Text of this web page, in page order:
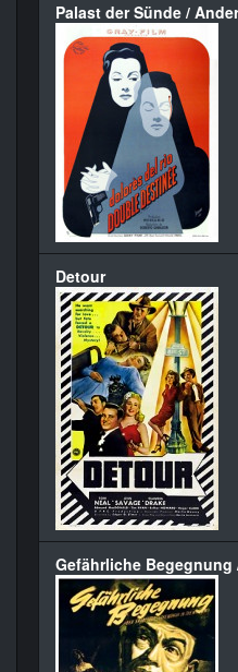
Palast der Sünde /
Detour
Gefährliche Begegnung